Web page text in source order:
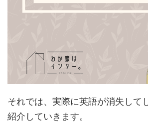
それでは、実際に英語が消失して
紹介していきます。